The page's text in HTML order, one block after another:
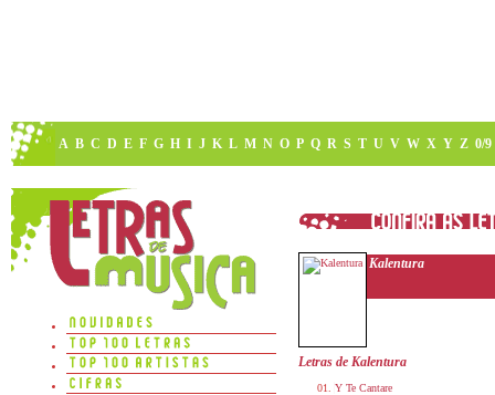
A B C D E F G H I J K L M N O P Q R S T U V W X Y Z 0/9
Kalentura
Letras de Kalentura
Y Te Cantare